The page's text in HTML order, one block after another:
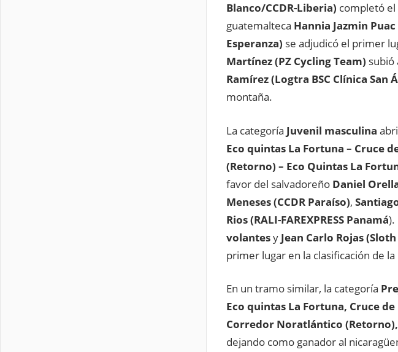
Blanco/CCDR-Liberia) completó el
guatemalteca Hannia Jazmin
Esperanza) se adjudicó el primer
Martínez (PZ Cycling Team) subió
Ramírez (Logtra BSC Clínica San
montaña.
La categoría Juvenil masculina
Eco quintas La Fortuna – Cruce
(Retorno) – Eco Quintas La
favor del salvadoreño Daniel
Meneses (CCDR Paraíso),
Rios (RALI-FAREXPRESS Panamá).
volantesy Jean Carlo Rojas
primer lugar en la clasificación de
En un tramo similar, la categoría
Eco quintas La Fortuna, Cruce
Corredor Noratlántico
dejando como ganador al